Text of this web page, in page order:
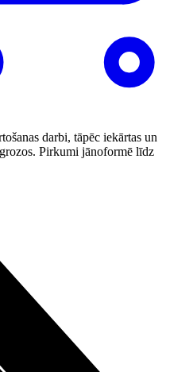
darbi, tāpēc iekārtas un
Pirkumi jānoformē līdz